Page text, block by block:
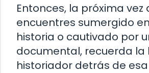
Entonces, la próxima vez
encuentres sumergido
historia o cautivado por
documental, recuerda la
historiador detrás de